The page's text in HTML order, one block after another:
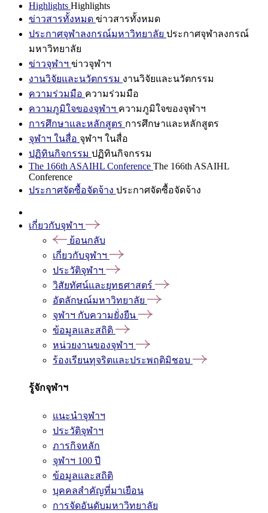
Highlights Highlights
ข่าวสารทั้งหมด ข่าวสารทั้งหมด
ประกาศจุฬาลงกรณ์มหาวิทยาลัย ประกาศจุฬาลงกรณ์
มหาวิทยาลัย
ข่าวจุฬาฯ ข่าวจุฬาฯ
งานวิจัยและนวัตกรรม งานวิจัยและนวัตกรรม
ความร่วมมือ ความร่วมมือ
ความภูมิใจของจุฬาฯ ความภูมิใจของจุฬาฯ
การศึกษาและหลักสูตร การศึกษาและหลักสูตร
จุฬาฯ ในสื่อ จุฬาฯ ในสื่อ
ปฏิทินกิจกรรม ปฏิทินกิจกรรม
The 166th ASAIHL Conference The 166th ASAIHL
Conference
ประกาศจัดซื้อจัดจ้าง ประกาศจัดซื้อจัดจ้าง
เกี่ยวกับจุฬาฯ
ย้อนกลับ
เกี่ยวกับจุฬาฯ
ประวัติจุฬาฯ
วิสัยทัศน์และยุทธศาสตร์
อัตลักษณ์มหาวิทยาลัย
จุฬาฯ กับความยั่งยืน
ข้อมูลและสถิติ
หน่วยงานของจุฬาฯ
ร้องเรียนทุจริตและประพฤติมิชอบ
รู้จักจุฬาฯ
แนะนำจุฬาฯ
ประวัติจุฬาฯ
ภารกิจหลัก
จุฬาฯ 100 ปี
ข้อมูลและสถิติ
บุคคลสำคัญที่มาเยือน
การจัดอันดับมหาวิทยาลัย